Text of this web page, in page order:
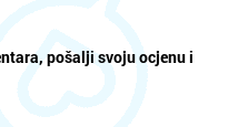
pošalji svoju ocjenu i